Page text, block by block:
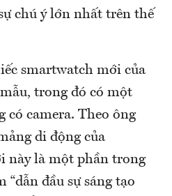
chú ý lớn nhất trên thế
smartwatch mới của
trong đó có một
có camera. Theo ông
di động của
này là một phần trong
“dẫn đầu sự sáng tạo